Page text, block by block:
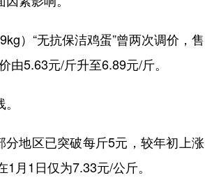
）“无抗保洁鸡蛋”曾两次调价，售
由5.63元/斤升至6.89元/斤。
地区已突破每斤5元，较年初上涨
月1日仅为7.33元/公斤。